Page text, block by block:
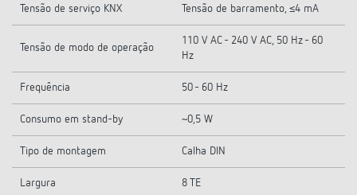
Tensão de serviço KNX Tensão de barramento, ≤4 mA
Tensão de modo de operação
110 V AC - 240 V AC, 50 Hz - 60
Hz
Frequência 50 - 60 Hz
Consumo em stand-by ~0,5 W
Tipo de montagem Calha DIN
Largura 8 TE